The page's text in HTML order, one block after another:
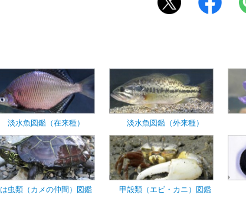
淡水魚図鑑（在来種） 淡水魚図鑑（外来種）
は虫類（カメの仲間）図鑑 甲殻類（エビ・カニ）図鑑